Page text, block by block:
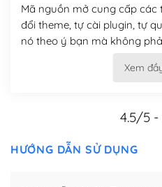
Mã nguồn mở cung cấp
đổi theme, tự cài plugin, tự
nó theo ý bạn mà không
Xem
4.5/5
HƯỚNG DẪN SỬ DỤNG